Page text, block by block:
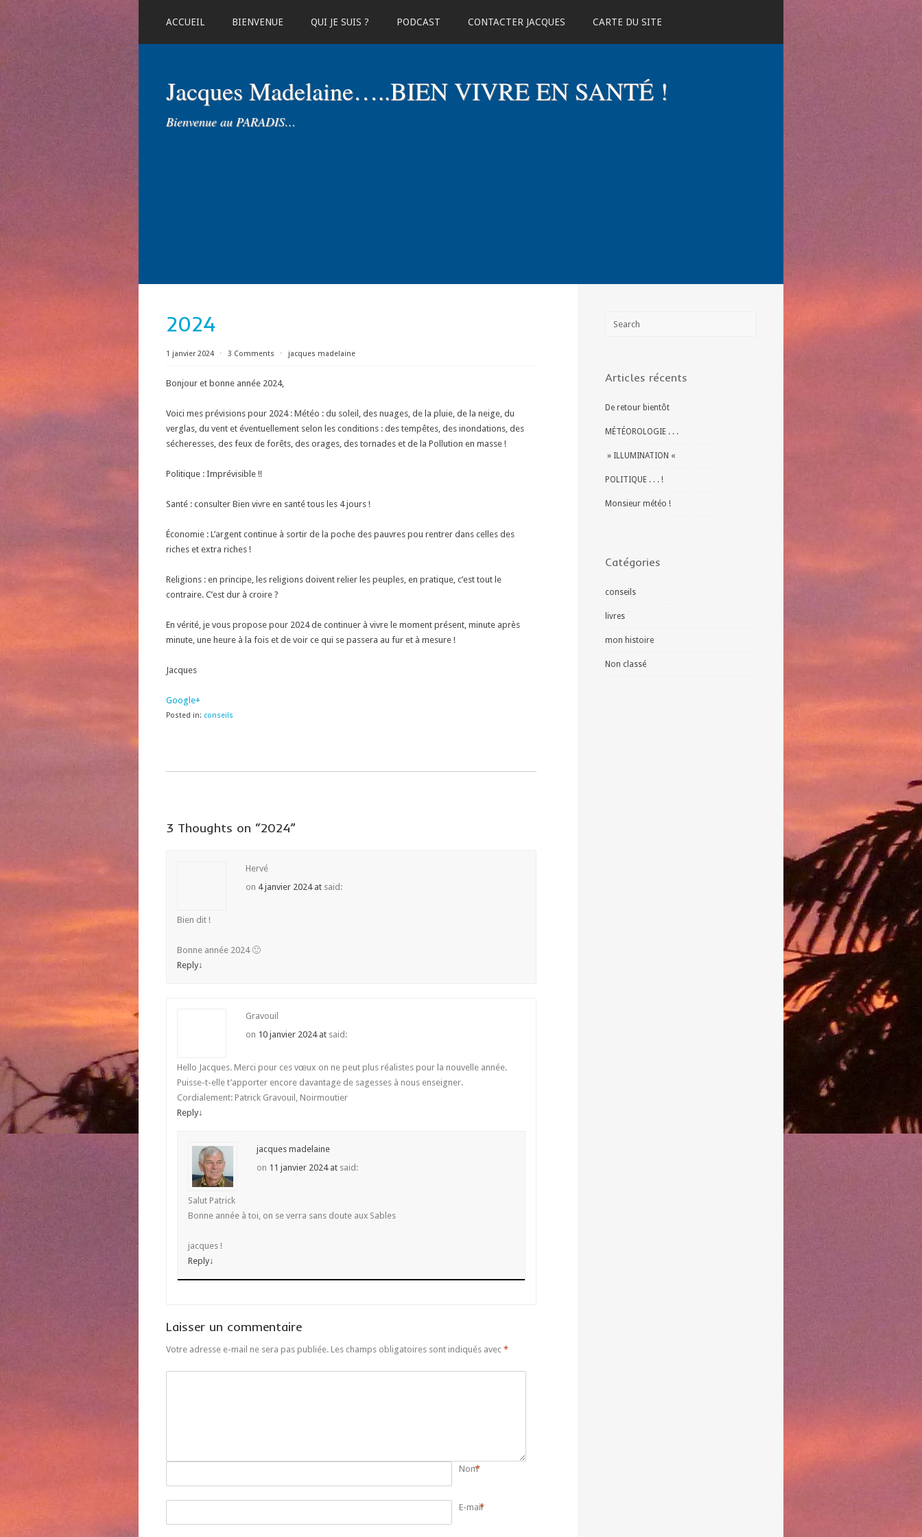
ACCUEIL BIENVENUE QUI JE SUIS ? PODCAST CONTACTER JACQUES CARTE DU SITE
Jacques Madelaine…..BIEN VIVRE EN SANTÉ !
Bienvenue au PARADIS…
2024
1 janvier 2024 ⋅ 3 Comments ⋅ jacques madelaine
Bonjour et bonne année 2024,
Voici mes prévisions pour 2024 : Météo : du soleil, des nuages, de la pluie, de la neige, du
verglas, du vent et éventuellement selon les conditions : des tempêtes, des inondations, des
sécheresses, des feux de forêts, des orages, des tornades et de la Pollution en masse !
Politique : Imprévisible !!
Santé : consulter Bien vivre en santé tous les 4 jours !
Économie : L’argent continue à sortir de la poche des pauvres pou rentrer dans celles des
riches et extra riches !
Religions : en principe, les religions doivent relier les peuples, en pratique, c’est tout le
contraire. C’est dur à croire ?
En vérité, je vous propose pour 2024 de continuer à vivre le moment présent, minute après
minute, une heure à la fois et de voir ce qui se passera au fur et à mesure !
Jacques
Google+
Posted in: conseils
3 Thoughts on “2024”
Hervé
on 4 janvier 2024 at said:
Bien dit !
Bonne année 2024 🙂
Reply↓
Gravouil
on 10 janvier 2024 at said:
Hello Jacques. Merci pour ces vœux on ne peut plus réalistes pour la nouvelle année.
Puisse-t-elle t’apporter encore davantage de sagesses à nous enseigner.
Cordialement: Patrick Gravouil, Noirmoutier
Reply↓
jacques madelaine
on 11 janvier 2024 at said:
Salut Patrick
Bonne année à toi, on se verra sans doute aux Sables
jacques !
Reply↓
Laisser un commentaire
Votre adresse e-mail ne sera pas publiée. Les champs obligatoires sont indiqués avec *
Nom*
E-mail*
Articles récents
De retour bientôt
MÉTÉOROLOGIE . . .
» ILLUMINATION «
POLITIQUE . . . !
Monsieur météo !
Catégories
conseils
livres
mon histoire
Non classé